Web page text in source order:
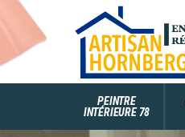
PEINTRE
INTÉRIEURE 78